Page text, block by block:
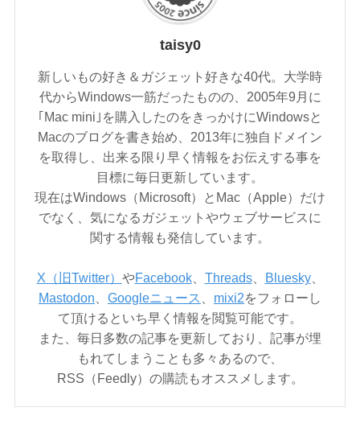
taisy0
新しいもの好き＆ガジェット好きな40代。大学時
代からWindows一筋だったものの、2005年9月に
｢Mac mini｣を購入したのをきっかけにWindowsと
Macのブログを書き始め、2013年に独自ドメイン
を取得し、出来る限り早く情報をお伝えする事を
目標に毎日更新しています。
現在はWindows（Microsoft）とMac（Apple）だけ
でなく、気になるガジェットやウェブサービスに
関する情報も発信しています。
X（旧Twitter） やFacebook、 Threads、 Bluesky、
Mastodon
Googleニュース mixi2をフォローし
て頂けるといち早く情報を閲覧可能です。
また、毎日多数の記事を更新しており、記事が埋
もれてしまうことも多々あるので、
RSS（Feedly）の購読もオススメします。